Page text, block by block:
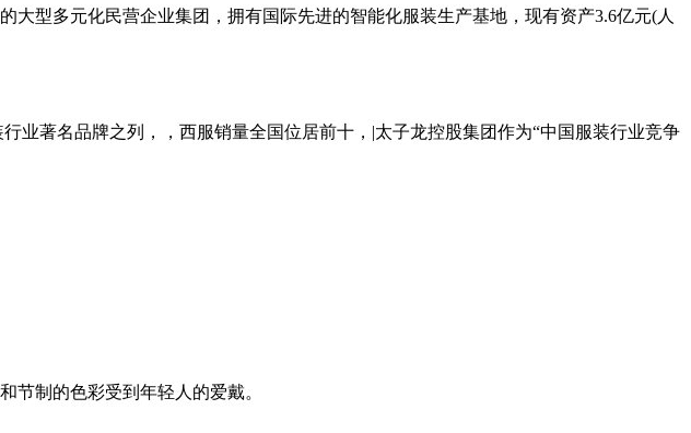
型多元化民营企业集团，拥有国际先进的智能化服装生产基地，现有资产3.6亿元(人
著名品牌之列，，西服销量全国位居前十，|太子龙控股集团作为“中国服装行业竞争
制的色彩受到年轻人的爱戴。